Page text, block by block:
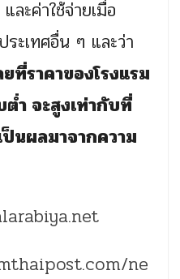
ะค่าใช้จ่ายเมื่อ
ะเทศอื่น ๆ และว่า
ที่ราคาของโรงแรม
ำ จะสูงเท่ากับที่
นผลมาจากความ
ne